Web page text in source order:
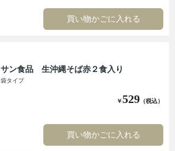
買い物かごに入れる
サン食品 生沖縄そば赤２食入り
袋タイプ
￥529 （税込）
買い物かごに入れる